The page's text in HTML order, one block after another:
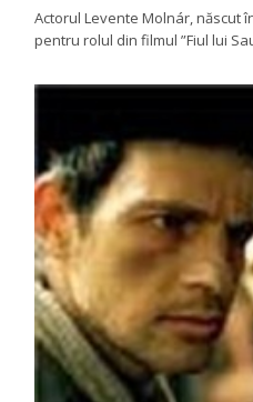
Actorul Levente Molnár, născut
pentru rolul din filmul ”Fiul lui